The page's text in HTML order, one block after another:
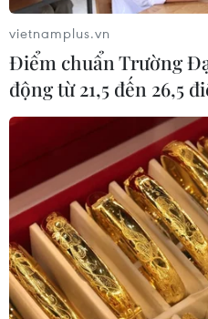
vietnamplus.vn
Điểm chuẩn Trường
động từ 21,5 đến 26,5